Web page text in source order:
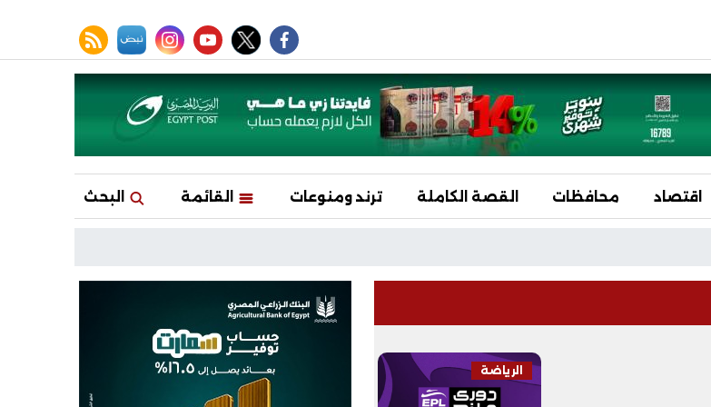
facebook
twitter
youtube
instagram
نبض rss feed
اقتصاد محافظات القصة الكاملة ترند ومنوعات القائمة البحث
الرياضة